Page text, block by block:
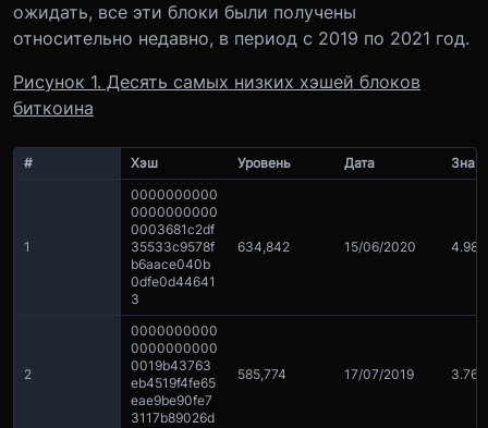
ожидать, все эти блоки были получены
относительно недавно, в период с 2019 по 2021 год.
Рисунок 1. Десять самых низких хэшей блоков
биткоина
# Хэш Уровень Дата
1
0000000000
0000000000
0003681c2df
35533c9578f
b6aace040b
0dfe0d44641
3
634,842 15/06/2020 4.98
2
0000000000
0000000000
0019b43763
eb4519f4fe65
eae9be90fe7
3117b89026d
585,774 17/07/2019